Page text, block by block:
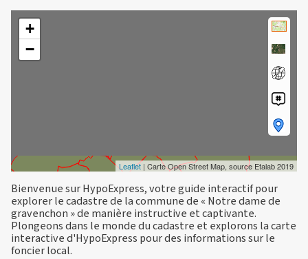
+
−
Leaflet | Carte Open Street Map, source Etalab 2019
Bienvenue sur HypoExpress, votre guide interactif pour
explorer le cadastre de la commune de « Notre dame de
gravenchon » de manière instructive et captivante.
Plongeons dans le monde du cadastre et explorons la carte
interactive d'HypoExpress pour des informations sur le
foncier local.